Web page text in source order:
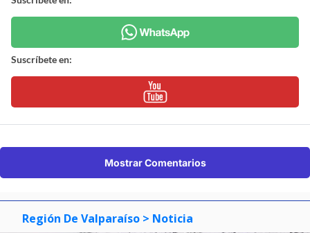
Suscríbete en:
Mostrar Comentarios
Región De Valparaíso > Noticia